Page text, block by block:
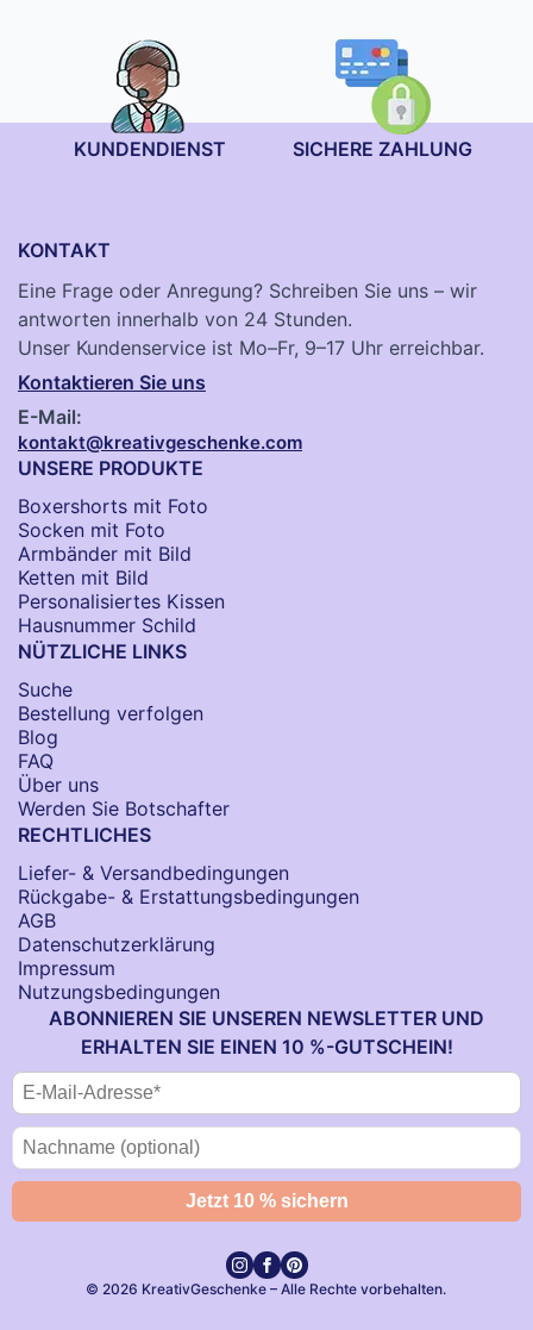
KUNDENDIENST SICHERE ZAHLUNG
KONTAKT
Eine Frage oder Anregung? Schreiben Sie uns – wir
antworten innerhalb von 24 Stunden.
Unser Kundenservice ist Mo–Fr, 9–17 Uhr erreichbar.
Kontaktieren Sie uns
E-Mail:
kontakt@kreativgeschenke.com
UNSERE PRODUKTE
Boxershorts mit Foto
Socken​ mit Foto
Armbänder mit Bild​
Ketten mit Bild
Personalisiertes Kissen
Hausnummer Schild
NÜTZLICHE LINKS
Suche
Bestellung verfolgen
Blog
FAQ
Über uns
Werden Sie Botschafter
RECHTLICHES
Liefer- & Versandbedingungen
Rückgabe- & Erstattungsbedingungen
AGB
Datenschutzerklärung
Impressum
Nutzungsbedingungen
ABONNIEREN SIE UNSEREN NEWSLETTER UND
ERHALTEN SIE EINEN 10 %-GUTSCHEIN!
© 2026 KreativGeschenke – Alle Rechte vorbehalten.